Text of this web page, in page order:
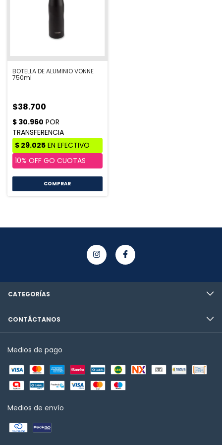
BOTELLA DE ALUMINIO VONNE
750ml
$38.700
COMPRAR
CATEGORÍAS
CONTÁCTANOS
Medios de pago
Medios de envío